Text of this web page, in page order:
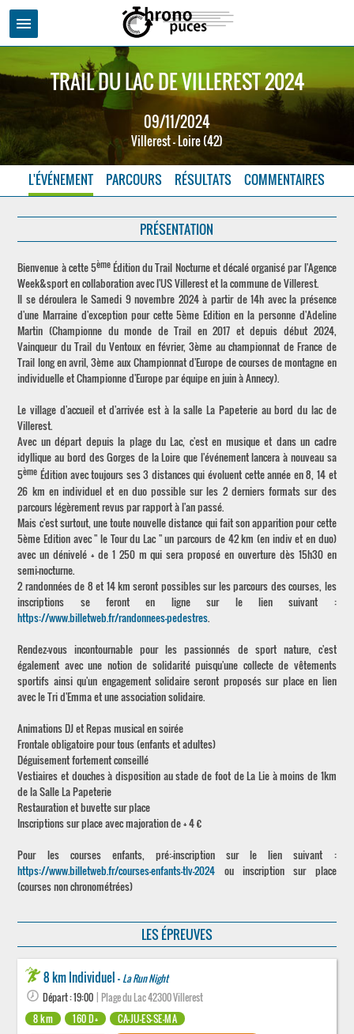
menu
TRAIL DU LAC DE VILLEREST 2024
09/11/2024
Villerest - Loire (42)
L'ÉVÉNEMENT PARCOURS RÉSULTATS COMMENTAIRES
PRÉSENTATION
Bienvenue à cette 5èmeÉdition du Trail Nocturne et décalé organisé par l'Agence
Week&sport en collaboration avec l'US Villerest et la commune de Villerest.
Il se déroulera le Samedi 9 novembre 2024 à partir de 14h avec la présence
d'une Marraine d'exception pour cette 5ème Edition en la personne d'Adeline
Martin (Championne du monde de Trail en 2017 et depuis début 2024,
Vainqueur du Trail du Ventoux en février, 3ème au championnat de France de
Trail long en avril, 3ème aux Championnat d'Europe de courses de montagne en
individuelle et Championne d'Europe par équipe en juin à Annecy).
Le village d'accueil et d'arrivée est à la salle La Papeterie au bord du lac de
Villerest.
Avec un départ depuis la plage du Lac, c'est en musique et dans un cadre
idyllique au bord des Gorges de la Loire que l'événement lancera à nouveau sa
5ème Édition avec toujours ses 3 distances qui évoluent cette année en 8, 14 et
26 km en individuel et en duo possible sur les 2 derniers formats sur des
parcours légèrement revus par rapport à l'an passé.
Mais c'est surtout, une toute nouvelle distance qui fait son apparition pour cette
5ème Edition avec " le Tour du Lac " un parcours de 42 km (en indiv et en duo)
avec un dénivelé + de 1 250 m qui sera proposé en ouverture dès 15h30 en
semi-nocturne.
2 randonnées de 8 et 14 km seront possibles sur les parcours des courses, les
inscriptions se feront en ligne sur le lien suivant :
https://www.billetweb.fr/randonnees-pedestres.
Rendez-vous incontournable pour les passionnés de sport nature, c'est
également avec une notion de solidarité puisqu'une collecte de vêtements
sportifs ainsi qu'un engagement solidaire seront proposés sur place en lien
avec le Tri d'Emma et une association solidaire.
Animations DJ et Repas musical en soirée
Frontale obligatoire pour tous (enfants et adultes)
Déguisement fortement conseillé
Vestiaires et douches à disposition au stade de foot de La Lie à moins de 1km
de la Salle La Papeterie
Restauration et buvette sur place
Inscriptions sur place avec majoration de + 4 €
Pour les courses enfants, pré:-inscription sur le lien suivant :
https://www.billetweb.fr/courses-enfants-tlv-2024 ou inscription sur place
(courses non chronométrées)
LES ÉPREUVES
8 km Individuel - La Run Night
Départ : 19:00 | Plage du Lac 42300 Villerest
8 km
160 D+
CA-JU-ES-SE-MA